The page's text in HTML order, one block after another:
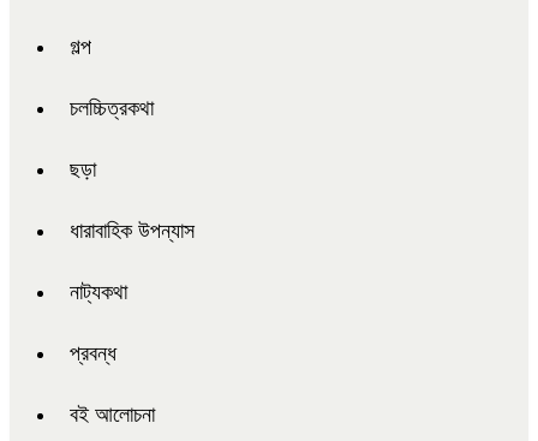
গল্প
চলচ্চিত্রকথা
ছড়া
ধারাবাহিক উপন্যাস
নাট্যকথা
প্রবন্ধ
বই আলোচনা